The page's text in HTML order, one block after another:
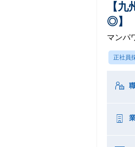
【
◎】
マンパ
正社員